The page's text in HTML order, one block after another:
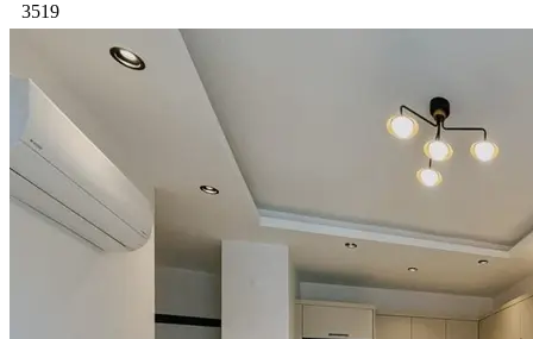
3519